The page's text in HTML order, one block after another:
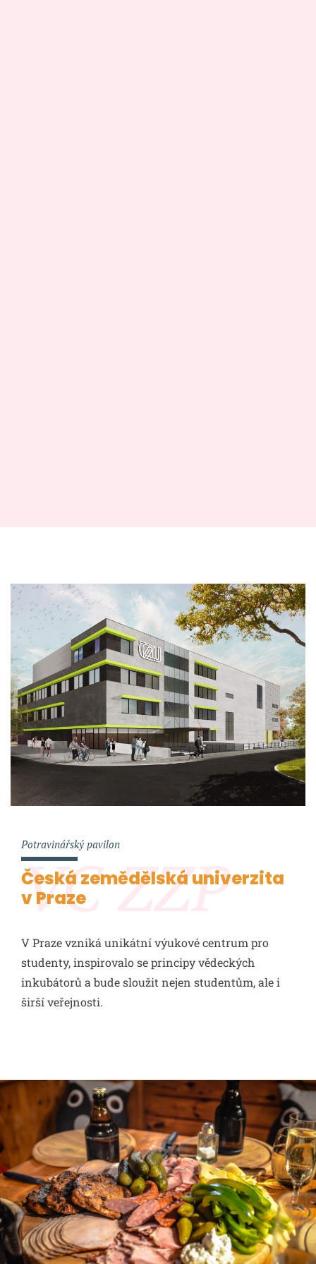
VC ZZP
Potravinářský pavilon
Česká zemědělská univerzita
v Praze
V Praze vzniká unikátní výukové centrum pro
studenty, inspirovalo se principy vědeckých
inkubátorů a bude sloužit nejen studentům, ale i
širší veřejnosti.